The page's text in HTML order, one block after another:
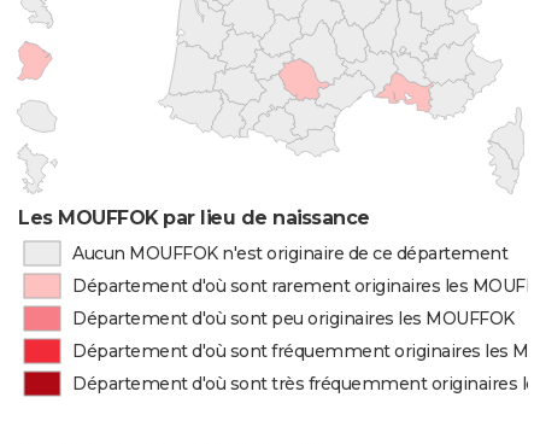
Les MOUFFOK par lieu de naissance
Aucun MOUFFOK n'est originaire de ce département
Département d'où sont rarement originaires les
Département d'où sont peu originaires les MOUFFOK
Département d'où sont fréquemment originaires les
Département d'où sont très fréquemment originaires